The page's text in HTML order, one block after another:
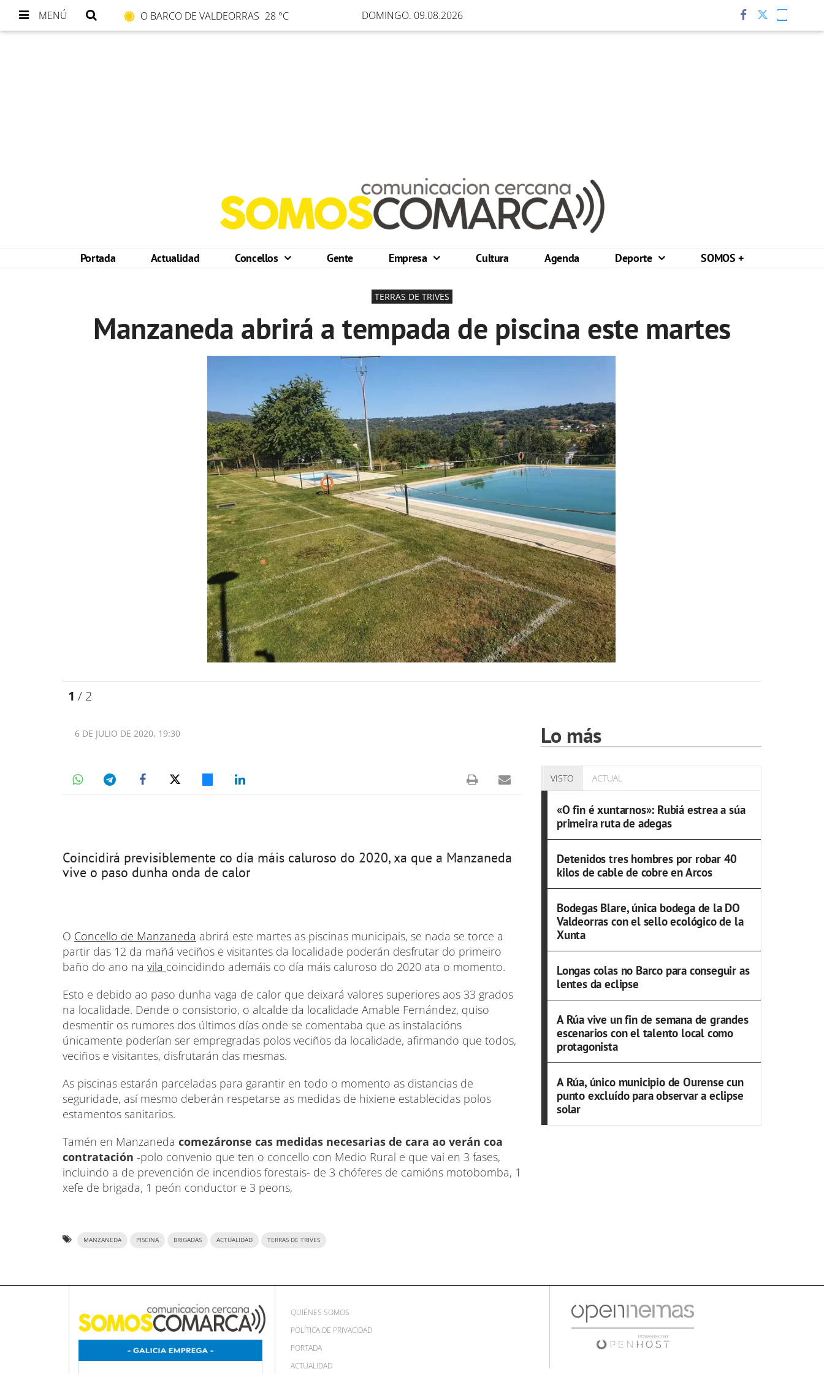
MENÚ O BARCO DE VALDEORRAS 28 °C DOMINGO. 09.08.2026
Portada Actualidad Concellos Gente Empresa Cultura Agenda Deporte SOMOS +
TERRAS DE TRIVES
Manzaneda abrirá a tempada de piscina este martes
1 / 2
6 DE JULIO DE 2020, 19:30
Coincidirá previsiblemente co día máis caluroso do 2020, xa que a Manzaneda
vive o paso dunha onda de calor
O Concello de Manzaneda abrirá este martes as piscinas municipais, se nada se torce a
partir das 12 da mañá veciños e visitantes da localidade poderán desfrutar do primeiro
baño do ano na vila coincidindo ademáis co día máis caluroso do 2020 ata o momento.
Esto e debido ao paso dunha vaga de calor que deixará valores superiores aos 33 grados
na localidade. Dende o consistorio, o alcalde da localidade Amable Fernández, quiso
desmentir os rumores dos últimos días onde se comentaba que as instalacións
únicamente poderían ser empregradas polos veciños da localidade, afirmando que todos,
veciños e visitantes, disfrutarán das mesmas.
As piscinas estarán parceladas para garantir en todo o momento as distancias de
seguridade, así mesmo deberán respetarse as medidas de hixiene establecidas polos
estamentos sanitarios.
Tamén en Manzaneda comezáronse cas medidas necesarias de cara ao verán coa
contratación -polo convenio que ten o concello con Medio Rural e que vai en 3 fases,
incluindo a de prevención de incendios forestais- de 3 chóferes de camións motobomba, 1
xefe de brigada, 1 peón conductor e 3 peons,
MANZANEDA PISCINA BRIGADAS ACTUALIDAD TERRAS DE TRIVES
Lo más
VISTO ACTUAL
«O fin é xuntarnos»: Rubiá estrea a súa
primeira ruta de adegas
Detenidos tres hombres por robar 40
kilos de cable de cobre en Arcos
Bodegas Blare, única bodega de la DO
Valdeorras con el sello ecológico de la
Xunta
Longas colas no Barco para conseguir as
lentes da eclipse
A Rúa vive un fin de semana de grandes
escenarios con el talento local como
protagonista
A Rúa, único municipio de Ourense cun
punto excluído para observar a eclipse
solar
QUIÉNES SOMOS
POLÍTICA DE PRIVACIDAD
PORTADA
ACTUALIDAD